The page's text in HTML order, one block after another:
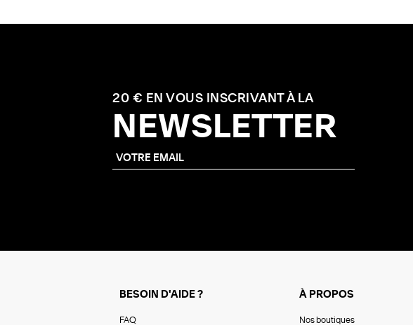
20 € EN VOUS INSCRIVANT À LA
NEWSLETTER
BESOIN D'AIDE ?
FAQ
À PROPOS
Nos boutiques